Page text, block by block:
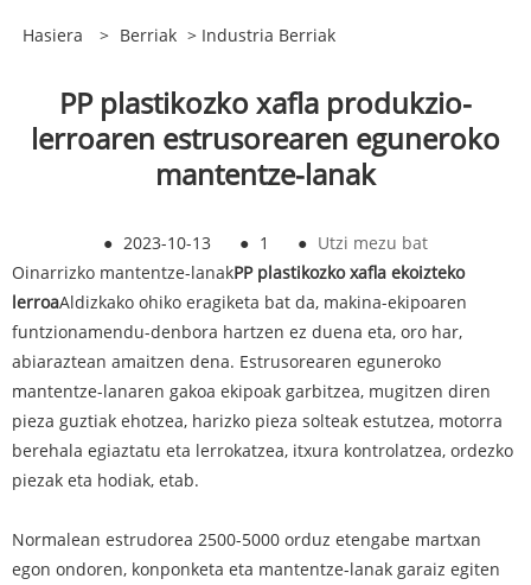
Hasiera > Berriak > Industria Berriak
PP plastikozko xafla produkzio-
lerroaren estrusorearen eguneroko
mantentze-lanak
● 2023-10-13 ● 1 ● Utzi mezu bat
Oinarrizko mantentze-lanakPP plastikozko xafla ekoizteko
lerroaAldizkako ohiko eragiketa bat da, makina-ekipoaren
funtzionamendu-denbora hartzen ez duena eta, oro har,
abiaraztean amaitzen dena. Estrusorearen eguneroko
mantentze-lanaren gakoa ekipoak garbitzea, mugitzen diren
pieza guztiak ehotzea, harizko pieza solteak estutzea, motorra
berehala egiaztatu eta lerrokatzea, itxura kontrolatzea, ordezko
piezak eta hodiak, etab.
Normalean estrudorea 2500-5000 orduz etengabe martxan
egon ondoren, konponketa eta mantentze-lanak garaiz egiten